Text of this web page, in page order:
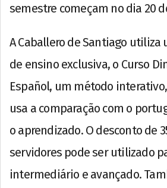
semestre começam no dia 20
A Caballero de Santiago
de ensino exclusiva, o Curso
Español, um método
usa a comparação com o
o aprendizado. O desconto de
servidores pode ser utilizado
intermediário e avançado.